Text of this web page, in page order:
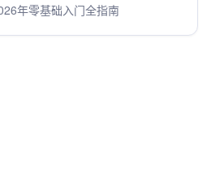
年零基础入门全指南